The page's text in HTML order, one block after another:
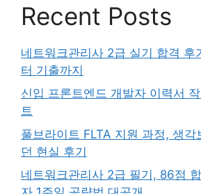
Recent Posts
네트워크관리사 2급 실기 합격 후
터 기출까지
신입 프론트엔드 개발자 이력서
트
풀브라이트 FLTA 지원 과정, 생각
던 현실 후기
네트워크관리사 2급 필기, 86점